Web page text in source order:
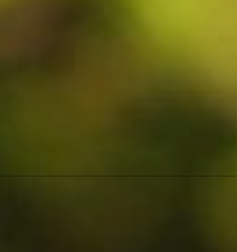
документа на